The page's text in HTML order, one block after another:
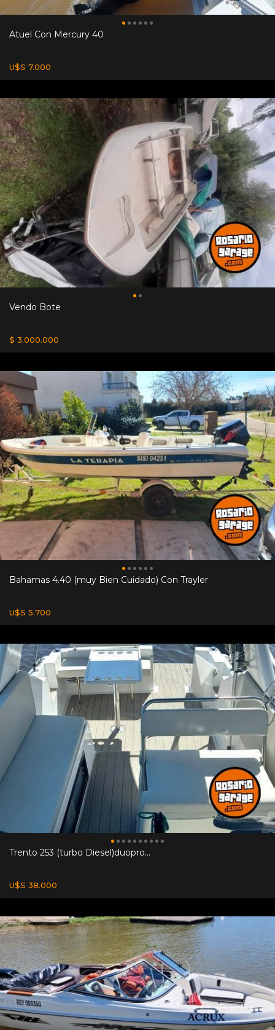
Atuel Con Mercury 40
U$S 7.000
Vendo Bote
$ 3.000.000
Bahamas 4.40 (muy Bien Cuidado) Con Trayler
U$S 5.700
Trento 253 (turbo Diesel)duopro...
U$S 38.000